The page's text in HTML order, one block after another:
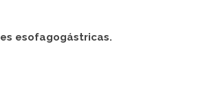
esofagogástricas.